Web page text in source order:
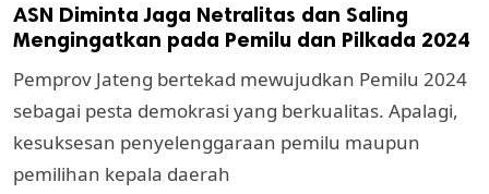
ASN Diminta Jaga Netralitas dan Saling
Mengingatkan pada Pemilu dan Pilkada 2024
Pemprov Jateng bertekad mewujudkan Pemilu 2024
sebagai pesta demokrasi yang berkualitas. Apalagi,
kesuksesan penyelenggaraan pemilu maupun
pemilihan kepala daerah